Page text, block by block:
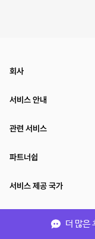
더 많은
회사
서비스 안내
관련 서비스
파트너쉽
서비스 제공 국가
(주)NSPACE 사업자정보